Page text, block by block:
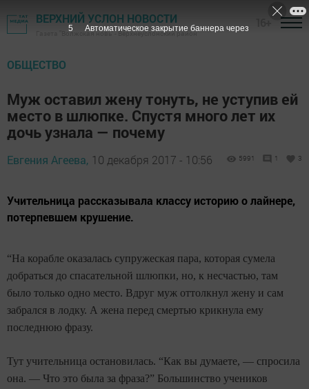
ВЕРХНИЙ УСЛОН НОВОСТИ
Газета "Волжская новь" - Верхнеуслонский район
ОБЩЕСТВО
Муж оставил жену тонуть, не уступив ей
место в шлюпке. Спустя много лет их
дочь узнала — почему
Евгения Агеева, 10 декабря 2017 - 10:56 5991 1 3
Учительница рассказывала классу историю о лайнере,
потерпевшем крушение.
“На корабле оказалась супружеская пара, которая сумела
добраться до спасательной шлюпки, но, к несчастью, там
было только одно место. Вдруг муж оттолкнул жену и сам
забрался в лодку. А жена перед смертью крикнула ему
последнюю фразу.
Тут учительница остановилась. “Как вы думаете, — спросила
она. — Что это была за фраза?” Большинство учеников
4 Автоматическое закрытие баннера через